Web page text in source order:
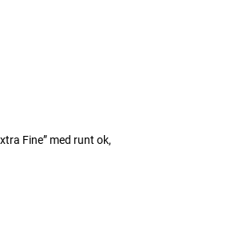
Fine” med runt ok,